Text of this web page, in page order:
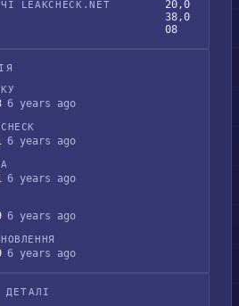
LEAKCHECK.NET
20,0
38,0
08
6 years ago
6 years ago
6 years ago
6 years ago
6 years ago
ДЕТАЛІ